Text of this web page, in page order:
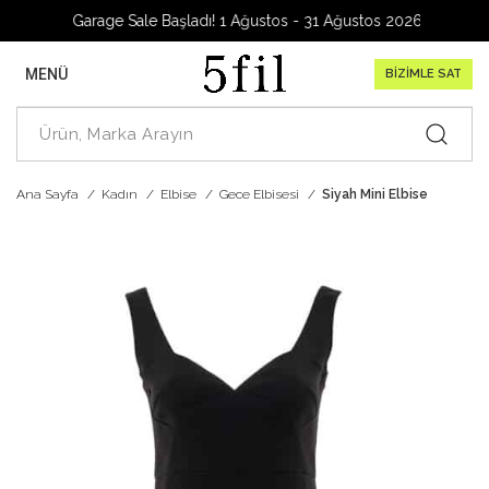
Garage Sale Başladı! 1 Ağustos - 31 Ağustos 2026
MENÜ BİZİMLE SAT
Ana Sayfa Kadın Elbise Gece Elbisesi Siyah Mini Elbise